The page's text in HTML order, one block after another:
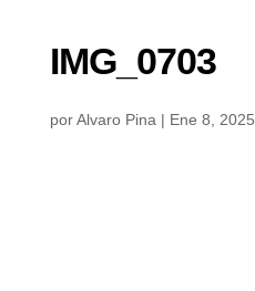
IMG_0703
porAlvaro Pina | Ene 8, 2025